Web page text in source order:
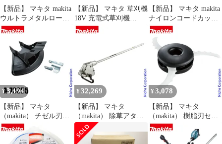
【新品】 マキタ makita
ウルトラメタルローラ
ー4 A-58241 ナイロンカ
草刈り機 刈払い機 刈り
払い機 ナイロンコード
【新品】 マキタ 草刈機
18V 充電式草刈機
230mm Uハンドル 本体
MUR195UDZ 電動草刈
機 電動 刈払機 充電式
バッテリー式 純正品 両
手ハンドル U字
【新品】 マキタ makita
ナイロンコードカッタ
MUR189D用 A-68351 草
刈り 刈払い 刃 替刃 替
え刃 ナイロンカッター
ナイロンコード ナイロ
ンコードカッター 純正
¥3,194
【新品】 マキタ
（makita） チゼル刃用
プロテクタ MUR012G
用 A-72855 草刈機 刈払
¥ 32,269
【新品】 マキタ
（makita） 除草アタッ
チメント WA400MP A-
78069 オプション 除草
¥ 3,078
【新品】 マキタ
（makita） 樹脂刃セッ
ト品 3枚刃 255mm A-
68339 樹脂刃ベース